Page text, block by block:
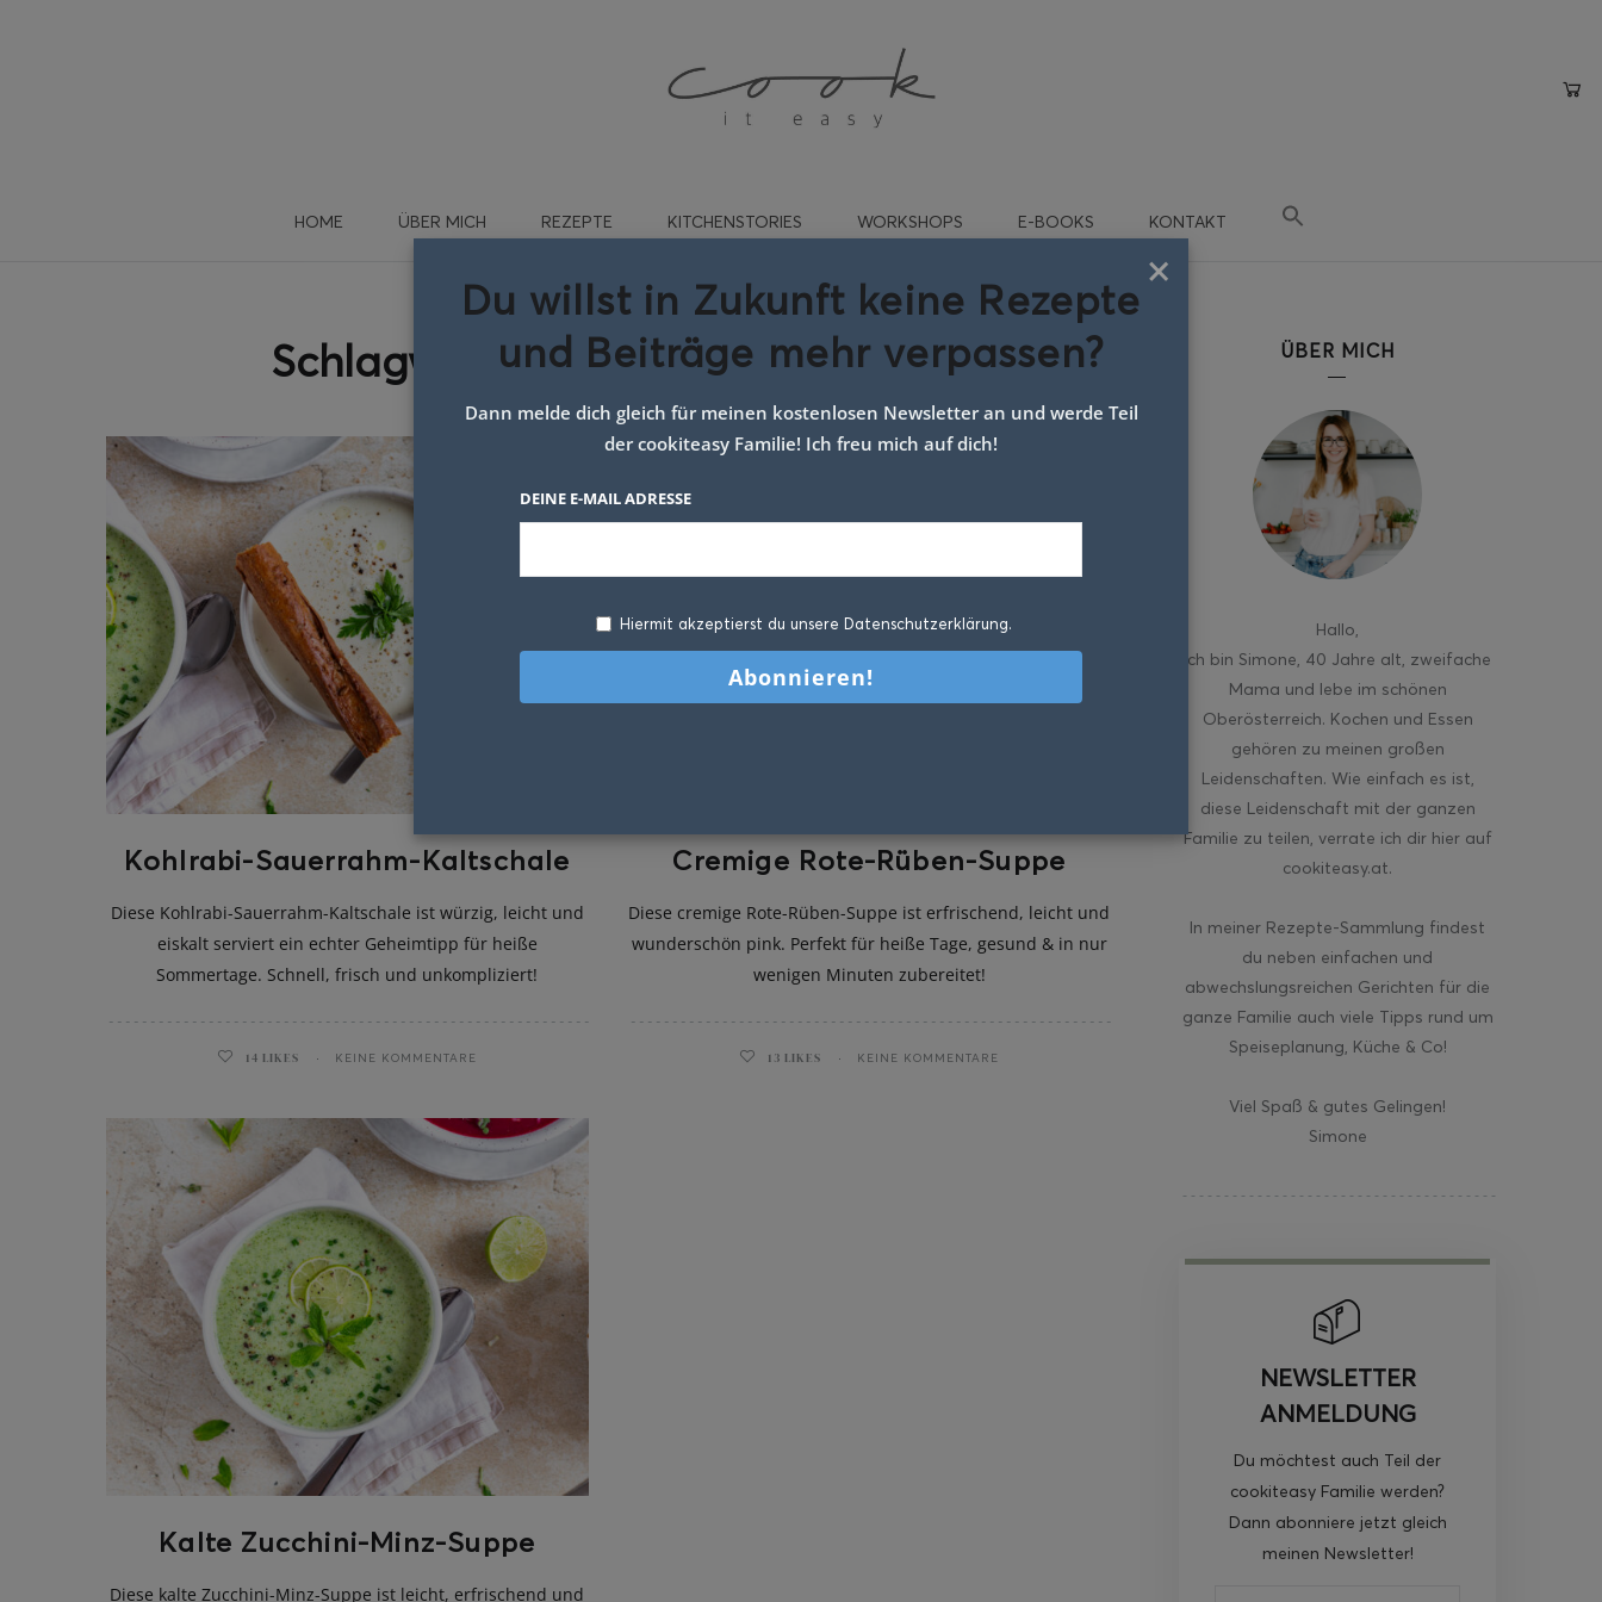
HOME ÜBER MICH REZEPTE KITCHENSTORIES WORKSHOPS E-BOOKS KONTAKT
Schlagwort:Suppen ohne Kochen
Kohlrabi-Sauerrahm-Kaltschale
Diese Kohlrabi-Sauerrahm-Kaltschale ist würzig, leicht und
eiskalt serviert ein echter Geheimtipp für heiße
Sommertage. Schnell, frisch und unkompliziert!
14 LIKES KEINE KOMMENTARE
Cremige Rote-Rüben-Suppe
Diese cremige Rote-Rüben-Suppe ist erfrischend, leicht und
wunderschön pink. Perfekt für heiße Tage, gesund & in nur
wenigen Minuten zubereitet!
13 LIKES KEINE KOMMENTARE
Kalte Zucchini-Minz-Suppe
Diese kalte Zucchini-Minz-Suppe ist leicht, erfrischend und
ÜBER MICH
Hallo
ich bin Simone, 40 Jahre alt, zweifache
Mama und lebe im schönen
Oberösterreich. Kochen und Essen
gehören zu meinen großen
Leidenschaften. Wie einfach es ist,
diese Leidenschaft mit der ganzen
Familie zu teilen, verrate ich dir hier auf
cookiteasy.at.
In meiner Rezepte-Sammlung findest
du neben einfachen und
abwechslungsreichen Gerichten für die
ganze Familie auch viele Tipps rund um
Speiseplanung, Küche & Co!
Viel Spaß & gutes Gelingen!
Simone
NEWSLETTER
ANMELDUNG
Du möchtest auch Teil der
cookiteasy Familie werden?
Dann abonniere jetzt gleich
meinen Newsletter!
×
Du willst in Zukunft keine Rezepte
und Beiträge mehr verpassen?
Dann melde dich gleich für meinen kostenlosen Newsletter an und werde Teil
der cookiteasy Familie! Ich freu mich auf dich!
DEINE E-MAIL ADRESSE
Hiermit akzeptierst du unsere Datenschutzerklärung.